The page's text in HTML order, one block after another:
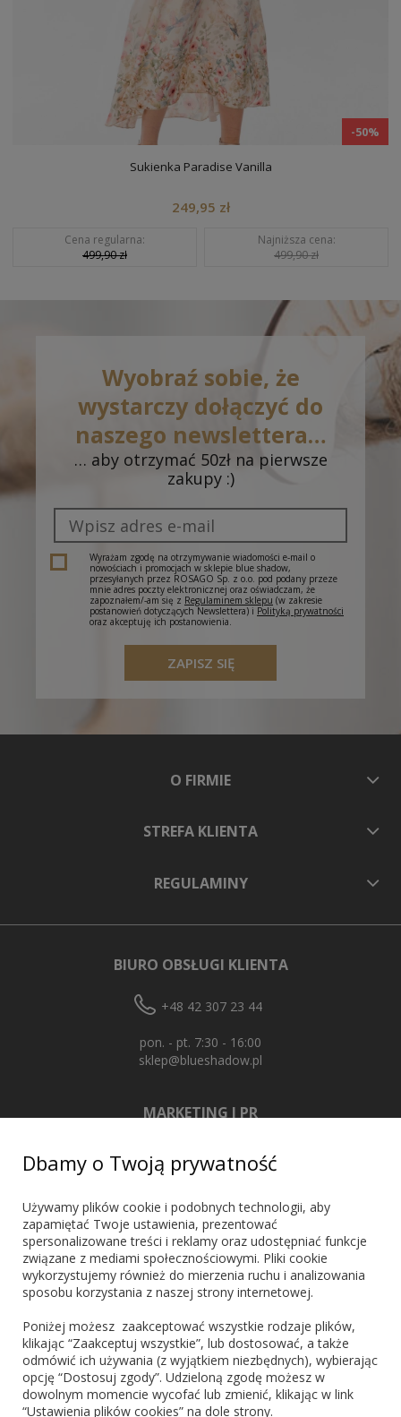
-50%
Sukienka Paradise Vanilla
249,95 zł
Cena regularna:
499,90 zł
Najniższa cena:
499,90 zł
Wyobraź sobie, że
wystarczy dołączyć do
naszego newslettera…
… aby otrzymać 50zł na pierwsze
zakupy :)
Wyrażam zgodę na otrzymywanie wiadomości e-mail o
nowościach i promocjach w sklepie blue shadow,
przesyłanych przez ROSAGO Sp. z o.o. pod podany przeze
mnie adres poczty elektronicznej oraz oświadczam, że
zapoznałem/-am się z Regulaminem sklepu (w zakresie
postanowień dotyczących Newslettera) i Polityką prywatności
oraz akceptuję ich postanowienia.
ZAPISZ SIĘ
O FIRMIE
STREFA KLIENTA
REGULAMINY
BIURO OBSŁUGI KLIENTA
+48 42 307 23 44
pon. - pt. 7:30 - 16:00
sklep@blueshadow.pl
MARKETING I PR
+48 603 721 635
ZNAJDŹ NAS
PŁATNOŚCI
Blik PayPo Visa
Dbamy o Twoją prywatność
Używamy plików cookie i podobnych technologii, aby
zapamiętać Twoje ustawienia, prezentować
spersonalizowane treści i reklamy oraz udostępniać funkcje
związane z mediami społecznościowymi. Pliki cookie
wykorzystujemy również do mierzenia ruchu i analizowania
sposobu korzystania z naszej strony internetowej.
Poniżej możesz zaakceptować wszystkie rodzaje plików,
klikając “Zaakceptuj wszystkie”, lub dostosować, a także
odmówić ich używania (z wyjątkiem niezbędnych), wybierając
opcję “Dostosuj zgody”. Udzieloną zgodę możesz w
dowolnym momencie wycofać lub zmienić, klikając w link
“Ustawienia plików cookies” na dole strony.